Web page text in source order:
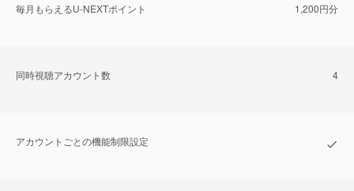
毎⽉もらえるU-NEXTポイント 1,200円分
同時視聴アカウント数 4
アカウントごとの機能制限設定